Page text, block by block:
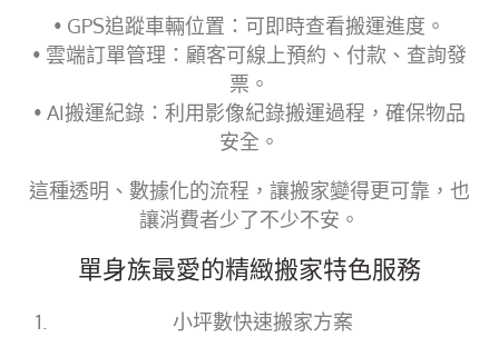
• GPS追蹤車輛位置：可即時查看搬運進度。
• 雲端訂單管理：顧客可線上預約、付款、查詢發
票。
• AI搬運紀錄：利用影像紀錄搬運過程，確保物品
安全。
這種透明、數據化的流程，讓搬家變得更可靠，也
讓消費者少了不少不安。
單身族最愛的精緻搬家特色服務
小坪數快速搬家方案